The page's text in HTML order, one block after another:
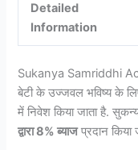
Detailed
Information
Sukanya Samriddhi
बेटी के उज्जवल भविष्य के
में निवेश किया जाता है.
द्वारा 8% ब्याजप्रदान किया